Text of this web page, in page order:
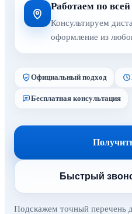
Работаем по
Консультируем
оформление из
Официальный подход
Бесплатная консультация
Быстрый
Подскажем точный перечень